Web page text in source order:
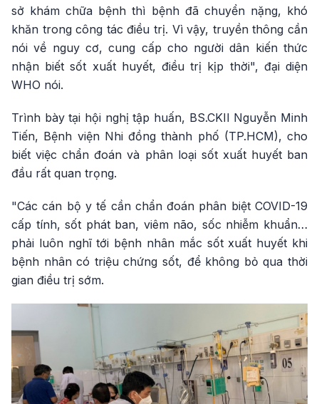
sở khám chữa bệnh thì bệnh đã chuyển nặng, khó
khăn trong công tác điều trị. Vì vậy, truyền thông cần
nói về nguy cơ, cung cấp cho người dân kiến thức
nhận biết sốt xuất huyết, điều trị kịp thời", đại diện
WHO nói.
Trình bày tại hội nghị tập huấn, BS.CKII Nguyễn Minh
Tiến, Bệnh viện Nhi đồng thành phố (TP.HCM), cho
biết việc chẩn đoán và phân loại sốt xuất huyết ban
đầu rất quan trọng.
"Các cán bộ y tế cần chẩn đoán phân biệt COVID-19
cấp tính, sốt phát ban, viêm não, sốc nhiễm khuẩn…
phải luôn nghĩ tới bệnh nhân mắc sốt xuất huyết khi
bệnh nhân có triệu chứng sốt, để không bỏ qua thời
gian điều trị sớm.